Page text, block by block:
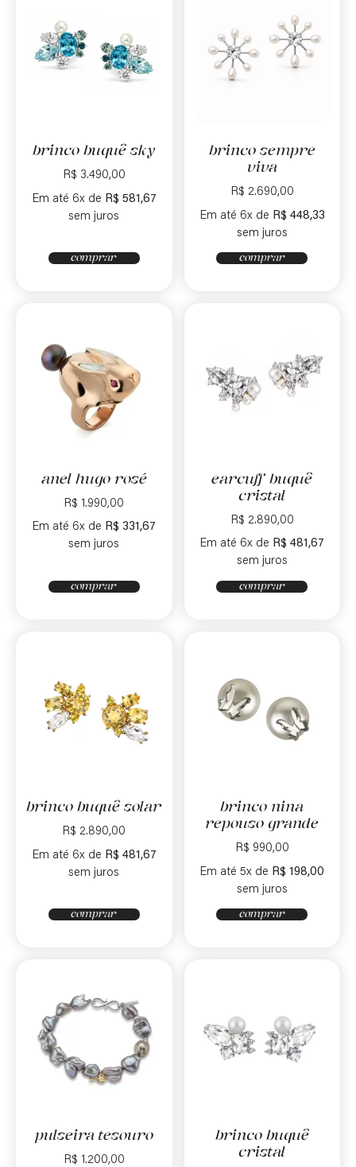
brinco buquê sky
R$ 3.490,00
Em até 6x de R$ 581,67
sem juros
comprar
brinco sempre
viva
R$ 2.690,00
Em até 6x de R$ 448,33
sem juros
comprar
anel hugo rosé
R$ 1.990,00
Em até 6x de R$ 331,67
sem juros
comprar
earcuff buquê
cristal
R$ 2.890,00
Em até 6x de R$ 481,67
sem juros
comprar
brinco buquê solar
R$ 2.890,00
Em até 6x de R$ 481,67
sem juros
comprar
brinco nina
repouso grande
R$ 990,00
Em até 5x de R$ 198,00
sem juros
comprar
pulseira tesouro
R$ 1.200,00
brinco buquê
cristal